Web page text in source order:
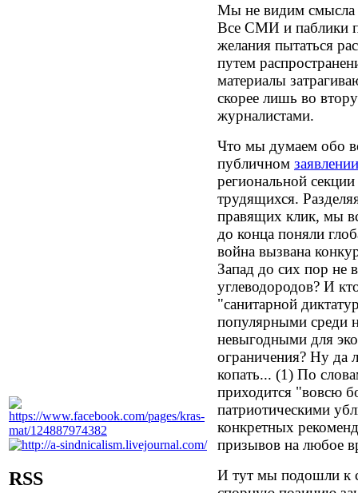
RSS
Мы не видим смысла
Все СМИ и паблики
желания пытаться
путем
материалы
скорее лишь во
журналистами.
Что мы думаем обо
публичном заявлении
региональной
трудящихся.
правящих клик, мы
до конца поняли
война вызвана
Запад до сих пор не
углеводородов? И
"санитарной
популярными среди
невыгодными для
ограничения? Ну да
копать... (1) По
приходится "вовсю
патриотическими
конкретных
призывов на любое
И тут мы подошли к